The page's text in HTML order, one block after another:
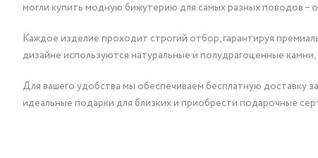
могли купить модную бижутерию для самых разных поводов
Каждое изделие проходит строгий отбор, гарантируя
дизайне используются натуральные и полудрагоценные
Для вашего удобства мы обеспечиваем бесплатную доставку
идеальные подарки для близких и приобрести подарочные